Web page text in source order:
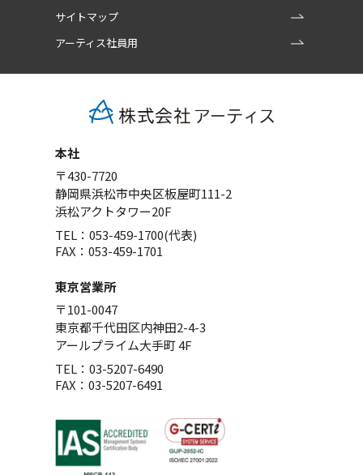
サイトマップ
アーティス社員用
本社
〒430-7720
静岡県浜松市中央区板屋町111-2
浜松アクトタワー20F
TEL：053-459-1700(代表)
FAX：053-459-1701
東京営業所
〒101-0047
東京都千代田区内神田2-4-3
アールプライム大手町 4F
TEL：03-5207-6490
FAX：03-5207-6491